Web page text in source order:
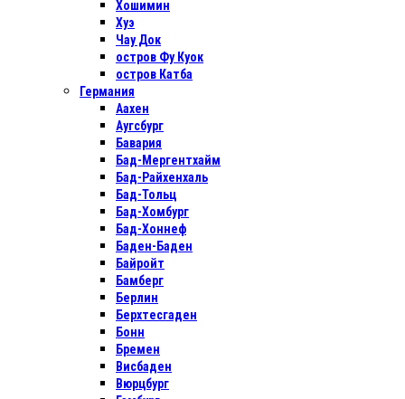
Хошимин
Хуэ
Чау Док
остров Фу Куок
остров Катба
Германия
Аахен
Аугсбург
Бавария
Бад-Мергентхайм
Бад-Райхенхаль
Бад-Тольц
Бад-Хомбург
Бад-Хоннеф
Баден-Баден
Байройт
Бамберг
Берлин
Берхтесгаден
Бонн
Бремен
Висбаден
Вюрцбург